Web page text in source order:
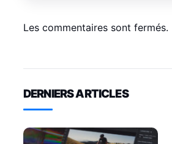
Les commentaires sont fermés.
DERNIERS ARTICLES